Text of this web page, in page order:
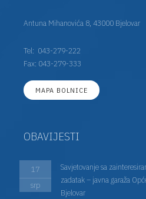
Antuna Mihanovića 8, 43000 Bjelovar
Tel: 043-279-222
Fax: 043-279-333
MAPA BOLNICE
OBAVIJESTI
17
srp
Savjetovanje sa
zadatak – javna garaža
Bjelovar